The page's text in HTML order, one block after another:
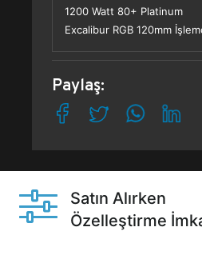
1200 Watt 80+ Platinum
Excalibur RGB 120mm
Paylaş:
Satın Alırken
Özelleştirme